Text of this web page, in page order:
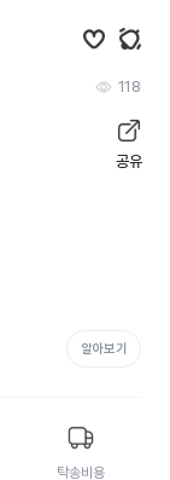
118
공유
알아보기
탁송비용